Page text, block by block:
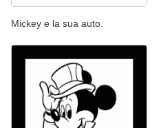
Mickey e la sua auto.